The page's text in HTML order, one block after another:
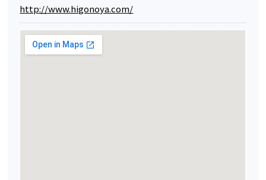
http://www.higonoya.com/